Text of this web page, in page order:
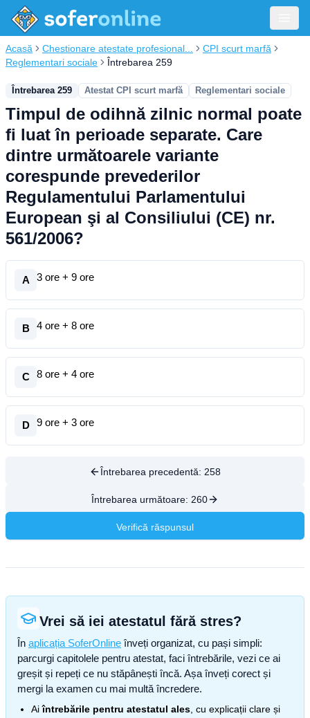
Acasă Chestionare atestate profesional...
CPI scurt marfă
Reglementari sociale
Întrebarea 259
Întrebarea 259 Atestat CPI scurt marfă Reglementari sociale
Timpul de odihnă zilnic normal poate
fi luat în perioade separate. Care
dintre următoarele variante
corespunde prevederilor
Regulamentului Parlamentului
European şi al Consiliului (CE) nr.
561/2006?
A 3 ore + 9 ore
B 4 ore + 8 ore
C 8 ore + 4 ore
D 9 ore + 3 ore
Întrebarea precedentă: 258
Întrebarea următoare: 260
Verifică răspunsul
Vrei să iei atestatul fără stres?
În aplicația SoferOnline înveți organizat, cu pași simpli:
parcurgi capitolele pentru atestat, faci întrebările, vezi ce ai
greșit și repeți ce nu stăpânești încă. Așa înveți corect și
mergi la examen cu mai multă încredere.
Aiîntrebările pentru atestatul ales , cu explicații clare și